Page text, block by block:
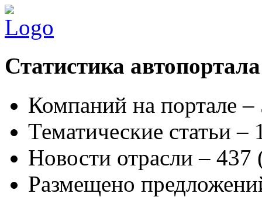
Статистика автопортала
Компаний на портале
Тематические статьи –
Новости отрасли – 437
Размещено